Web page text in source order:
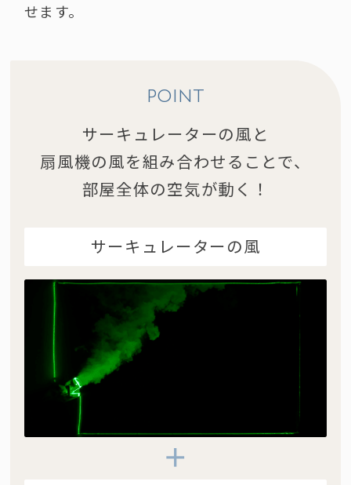
せます。
POINT
サーキュレーターの風と
扇風機の風を組み合わせることで、
部屋全体の空気が動く！
サーキュレーターの風